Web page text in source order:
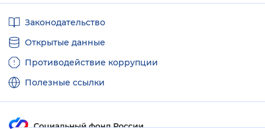
ссылкиЗаконодательство
Открытые данные
Противодействие коррупции
Полезные ссылки